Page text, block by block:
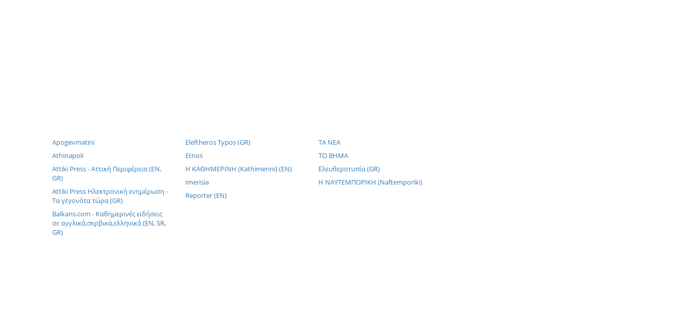
Apogevmatini
Athinapoli
Attiki Press - Αττική Περιφέρεια (EN,
GR)
Attiki Press Ηλεκτρονική ενημέρωση -
Τα γεγονότα τώρα (GR)
Balkans.com - Καθημερινές ειδήσεις
σε αγγλικά,σερβικά,ελληνικά (EN, SR,
GR)
Eleftheros Typos (GR)
Etnos
H KAΘHMEPINH (Kathimerini) (EN)
imerisia
Reporter (EN)
TA NEA
TO BHMA
Ελευθεροτυπία (GR)
Η NΑΥΤΕΜΠΟΡΙΚΗ (Naftemporiki)